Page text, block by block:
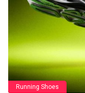
Running Shoes